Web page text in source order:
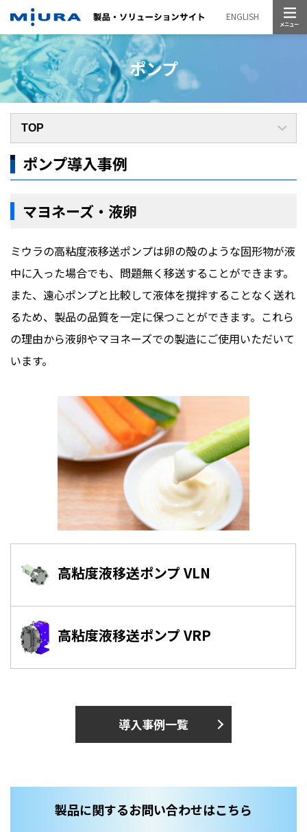
ENGLISH
ポンプ
ポンプ導入事例
マヨネーズ・液卵
ミウラの高粘度液移送ポンプは卵の殻のような固形物が液
中に入った場合でも、問題無く移送することができます。
また、遠心ポンプと比較して液体を撹拌することなく送れ
るため、製品の品質を一定に保つことができます。これら
の理由から液卵やマヨネーズでの製造にご使用いただいて
います。
高粘度液移送ポンプ VLN
高粘度液移送ポンプ VRP
導入事例一覧
製品に関するお問い合わせはこちら